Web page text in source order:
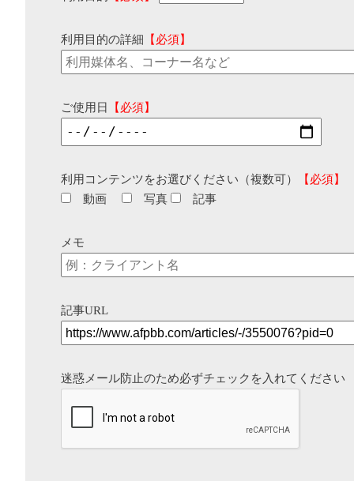
利用目的の詳細 【必須】
ご使用日 【必須】
利用コンテンツをお選びください（複数可）
【必須】
動画
写真 記事
メモ
記事URL
迷惑メール防止のため必ずチェックを入れてください